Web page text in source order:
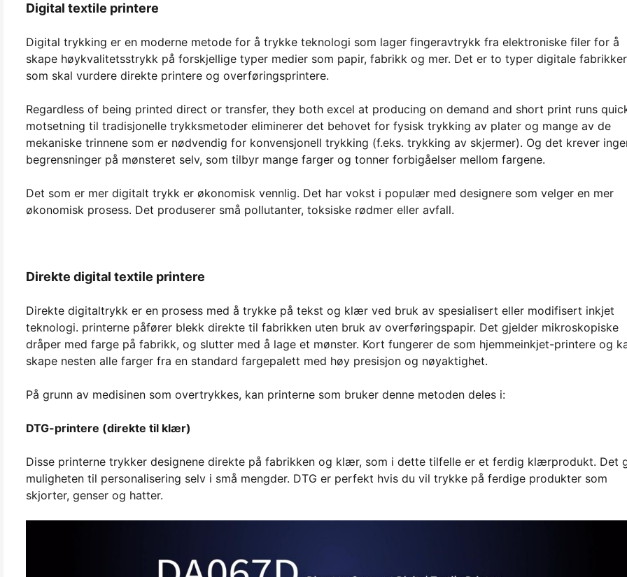
Digital textile printere
Digital trykking er en moderne metode for å trykke teknologi som lager fingeravtrykk fra elektroniske filer for å
skape høykvalitetsstrykk på forskjellige typer medier som papir, fabrikk og mer. Det er to typer digitale
som skal vurdere direkte printere og overføringsprintere.
Regardless of being printed direct or transfer, they both excel at producing on demand and short print runs
motsetning til tradisjonelle trykksmetoder eliminerer det behovet for fysisk trykking av plater og mange av de
mekaniske trinnene som er nødvendig for konvensjonell trykking (f.eks. trykking av skjermer). Og det krever
begrensninger på mønsteret selv, som tilbyr mange farger og tonner forbigåelser mellom fargene.
Det som er mer digitalt trykk er økonomisk vennlig. Det har vokst i populær med designere som velger en mer
økonomisk prosess. Det produserer små pollutanter, toksiske rødmer eller avfall.
Direkte digital textile printere
Direkte digitaltrykk er en prosess med å trykke på tekst og klær ved bruk av spesialisert eller modifisert inkjet
teknologi. printerne påfører blekk direkte til fabrikken uten bruk av overføringspapir. Det gjelder mikroskopiske
dråper med farge på fabrikk, og slutter med å lage et mønster. Kort fungerer de som hjemmeinkjet-printere og
skape nesten alle farger fra en standard fargepalett med høy presisjon og nøyaktighet.
På grunn av medisinen som overtrykkes, kan printerne som bruker denne metoden deles i:
DTG-printere (direkte til klær)
Disse printerne trykker designene direkte på fabrikken og klær, som i dette tilfelle er et ferdig klærprodukt. Det
muligheten til personalisering selv i små mengder. DTG er perfekt hvis du vil trykke på ferdige produkter som
skjorter, genser og hatter.